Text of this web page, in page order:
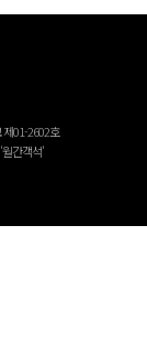
제01-2602호
간객석'